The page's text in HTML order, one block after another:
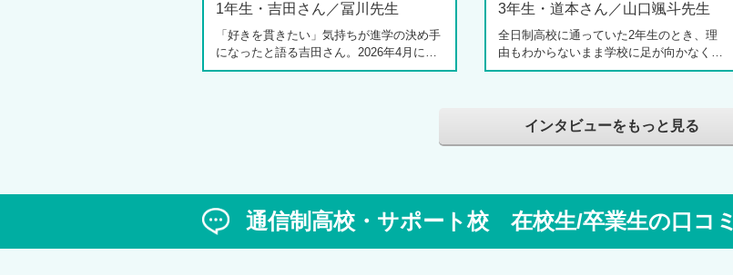
1年生・吉田さん／冨川先生
「好きを貫きたい」気持ちが進学の決め手
になったと語る吉田さん。2026年4月に新
しく開校した飛鳥未来きぼう高等学校 柏
は、日々の何気ない会話や行事を通じて育
まれた、先生と生徒の温かな信頼関係もう
3年生・道本さん／山口颯斗先生
全日制高校に通っていた2年生のとき、理
由もわからないまま学校に足が向かなくな
ったという道本さん。個別相談会で感じた
選びました。現在は同校に3年生として在
や、自分らしく過ごせる学校生活について
語ってくれました。
インタビューをもっと見る
通信制高校・サポート校 在校生/卒業生の口コミ